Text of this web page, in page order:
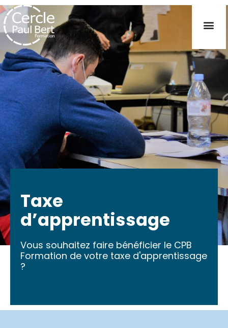
Taxe
d’apprentissage
Vous souhaitez faire bénéficier le CPB
Formation de votre taxe d'apprentissage
?